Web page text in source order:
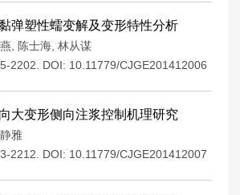
弹塑性蠕变解及变形特性分析
陈士海 林从谋
2202.
DOI: 10.11779/CJGE201412006
大变形侧向注浆控制机理研究
雅
2212.
DOI: 10.11779/CJGE201412007